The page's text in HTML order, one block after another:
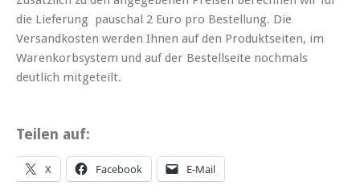
die Lieferung pauschal 2 Euro pro Bestellung. Die
Versandkosten werden Ihnen auf den Produktseiten, im
Warenkorbsystem und auf der Bestellseite nochmals
deutlich mitgeteilt.
Teilen auf:
X Facebook E-Mail